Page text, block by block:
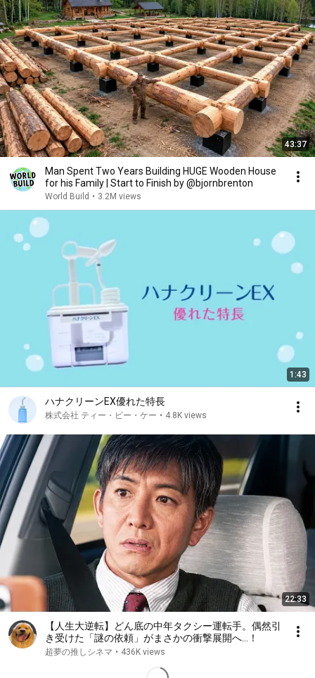
43:37
Man Spent Two Years Building HUGE Wooden House
for his Family | Start to Finish by @bjornbrenton
World Build • 3.2M views
1:43
ハナクリーンEX優れた特長
株式会社 ティー・ビー・ケー • 4.8K views
22:33
【人生大逆転】どん底の中年タクシー運転手。偶然引
き受けた「謎の依頼」がまさかの衝撃展開へ…！
超夢の推しシネマ • 436K views